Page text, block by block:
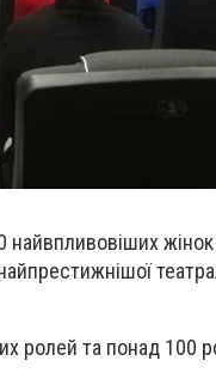
жінок
ролей та понад 100